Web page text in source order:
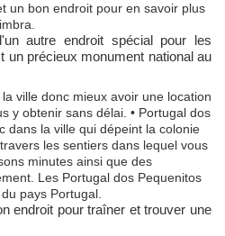
un bon endroit pour en savoir plus
autre endroit spécial pour les
un précieux monument national au
ville donc mieux avoir une location
y obtenir sans délai. • Portugal dos
dans la ville qui dépeint la colonie
les sentiers dans lequel vous
minutes ainsi que des
Les Portugal dos Pequenitos
pays Portugal.
endroit pour traîner et trouver une